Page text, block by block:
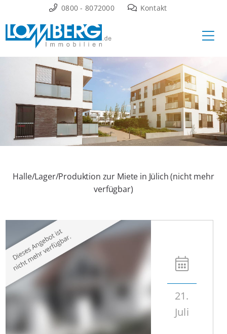
Inhalt
springen
0800 - 8072000 Kontakt
Halle/Lager/Produktion zur Miete in Jülich (nicht mehr
verfügbar)
21.
Juli